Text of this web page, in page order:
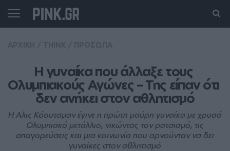
Η γυναίκα που άλλαξε τους
Ολυμπιακούς Αγώνες – Της είπαν ότι
δεν ανήκει στον αθλητισμό
Η Αλις Κόουτσμαν έγινε η πρώτη μαύρη γυναίκα με χρυσό
Ολυμπιακό μετάλλιο, νικώντας τον ρατσισμό, τις
απαγορεύσεις και μια κοινωνία που αρνούνταν να δει
γυναίκες στον αθλητισμό